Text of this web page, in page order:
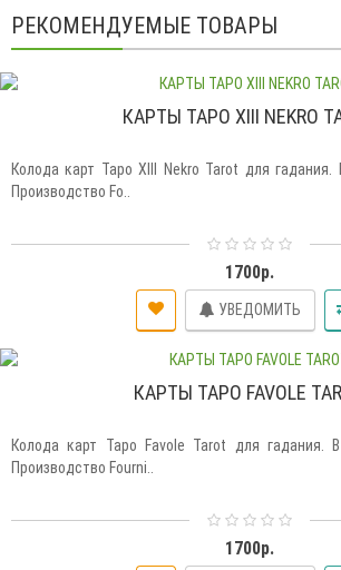
РЕКОМЕНДУЕМЫЕ ТОВАРЫ
КАРТЫ ТАРО XIII NEKRO
Колода карт Таро XIII Nekro Tarot для гадания.
Производство Fo..
1700р.
УВЕДОМИТЬ
КАРТЫ ТАРО FAVOLE
Колода карт Таро Favole Tarot для гадания.
Производство Fourni..
1700р.